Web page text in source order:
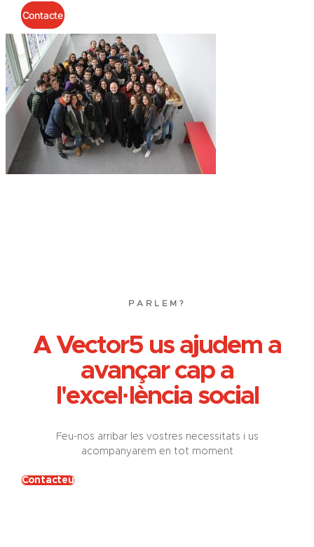
Contacte
PARLEM?
A Vector5 us ajudem a
avançar cap a
l'excel·lència social
Feu-nos arribar les vostres necessitats i us
acompanyarem en tot moment
Contacteu